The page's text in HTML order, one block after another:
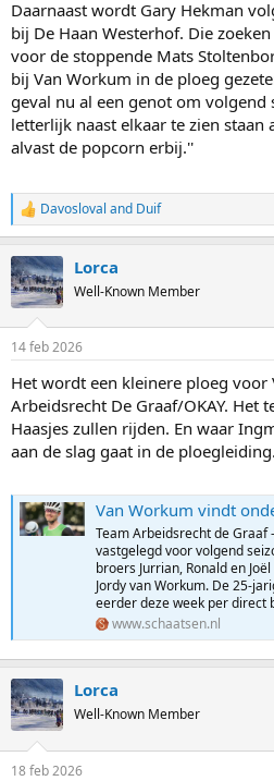
Daarnaast wordt Gary Hekman
bij De Haan Westerhof. Die
voor de stoppende Mats
bij Van Workum in de ploeg
geval nu al een genot om volgend
letterlijk naast elkaar te zien staan
alvast de popcorn erbij.''
R
e
c
t
i
s
Davosloval and Duif
Lorca
Well-Known Member
14 feb 2026
Het wordt een kleinere ploeg
Arbeidsrecht De Graaf/OKAY. Het
Haasjes zullen rijden. En waar
aan de slag gaat in de ploegleiding.
Van Workum vindt onderdak
Team Arbeidsrecht de Graaf
vastgelegd voor volgend
broers Jurrian, Ronald en
Jordy van Workum. De 25-
eerder deze week per direct
www.schaatsen.nl
Lorca
Well-Known Member
18 feb 2026